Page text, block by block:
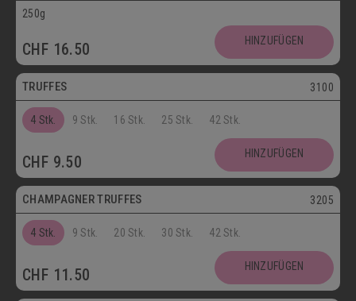
250g
CHF 16.50 HINZUFÜGEN
Vegetarisch
TRUFFES 3100
4 Stk. 9 Stk. 16 Stk. 25 Stk. 42 Stk.
CHF 9.50 HINZUFÜGEN
Postversand
CHAMPAGNER TRUFFES 3205
4 Stk. 9 Stk. 20 Stk. 30 Stk. 42 Stk.
CHF 11.50 HINZUFÜGEN
Vegetarisch